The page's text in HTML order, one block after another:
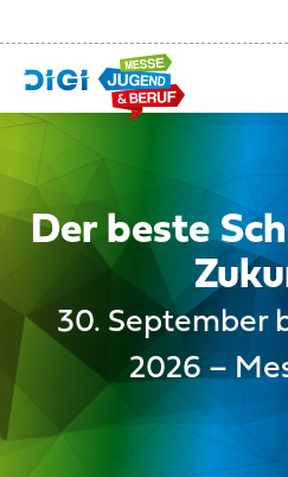
Der beste
30. September
2026 –